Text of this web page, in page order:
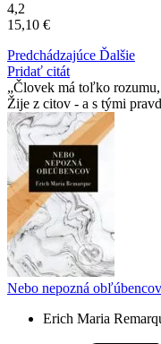
4,2
15,10 €
Predchádzajúce Ďalšie
Pridať citát
Človek má toľko
Žije z citov - a s tými
Nebo nepozná obľúbencov
Erich Maria